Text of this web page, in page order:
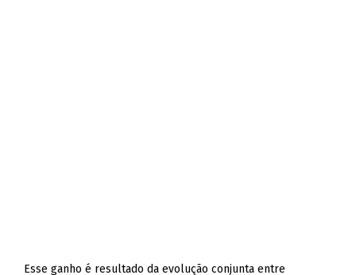
Esse ganho é resultado da evolução conjunta entre